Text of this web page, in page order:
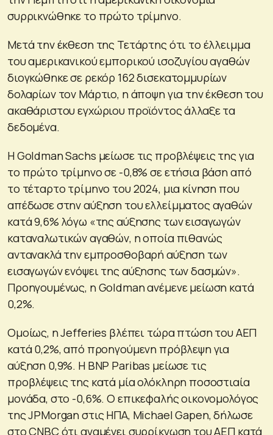
συρρικνώθηκε το πρώτο τρίμηνο.
Μετά την έκθεση της Τετάρτης ότι το έλλειμμα
του αμερικανικού εμπορικού ισοζυγίου αγαθών
διογκώθηκε σε ρεκόρ 162 δισεκατομμυρίων
δολαρίων τον Μάρτιο, η άποψη για την έκθεση του
ακαθάριστου εγχώριου προϊόντος άλλαξε τα
δεδομένα.
Η Goldman Sachs μείωσε τις προβλέψεις της για
το πρώτο τρίμηνο σε -0,8% σε ετήσια βάση από
το τέταρτο τρίμηνο του 2024, μια κίνηση που
απέδωσε στην αύξηση του ελλείμματος αγαθών
κατά 9,6% λόγω «της αύξησης των εισαγωγών
καταναλωτικών αγαθών, η οποία πιθανώς
αντανακλά την εμπροσθοβαρή αύξηση των
εισαγωγών ενόψει της αύξησης των δασμών».
Προηγουμένως, η Goldman ανέμενε μείωση κατά
0,2%.
Ομοίως, η Jefferies βλέπει τώρα πτώση του ΑΕΠ
κατά 0,2%, από προηγούμενη πρόβλεψη για
αύξηση 0,9%. Η BNP Paribas μείωσε τις
προβλέψεις της κατά μία ολόκληρη ποσοστιαία
μονάδα, στο -0,6%. Ο επικεφαλής οικονομολόγος
της JPMorgan στις ΗΠΑ, Michael Gapen, δήλωσε
στο CNBC ότι αναμένει συρρίκνωση του ΑΕΠ κατά